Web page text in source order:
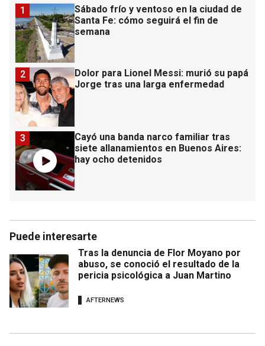
Sábado frío y ventoso en la ciudad de
Santa Fe: cómo seguirá el fin de
semana
1
Dolor para Lionel Messi: murió su papá
Jorge tras una larga enfermedad
2
Cayó una banda narco familiar tras
siete allanamientos en Buenos Aires:
hay ocho detenidos
3
Puede interesarte
Tras la denuncia de Flor Moyano por
abuso, se conoció el resultado de la
pericia psicológica a Juan Martino
AFTERNEWS